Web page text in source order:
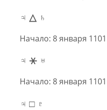
♃ △ ♄
Начало: 8 января
♃ ⚹ ♅
Начало: 8 января
♃ □ ♇